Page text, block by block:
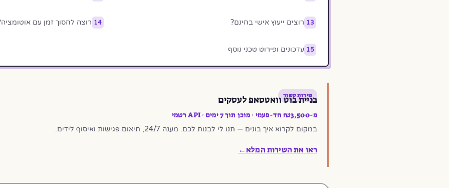
13 רוצים ייעוץ אישי בחינם? 14 רוצה לחסוך זמן עם
15 עדכונים ופירוט טכני נוסף
שירות קשור
בניית בוט וואטסאפ לעסקים
מ-₪3,500 חד-פעמי · מוכן תוך 7 ימים · API רשמי
במקום לקרוא איך בונים — תנו לי לבנות לכם. מענה 24/7, תיאום פגישות ואיסוף לידים.
ראו את השירות המלא←